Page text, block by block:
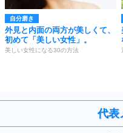
自分磨き
外見と内面の両方が美しくて、
初めて「美しい女性」。
美しい女性になる30の方法
代表